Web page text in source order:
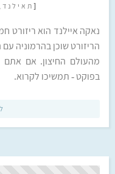
[ תאילנד
נאקה איילנד הוא ריזורט
הריזורט שוכן בהרמוניה
מהעולם החיצון. אם
בפוקט - תמשיכו לקרוא.